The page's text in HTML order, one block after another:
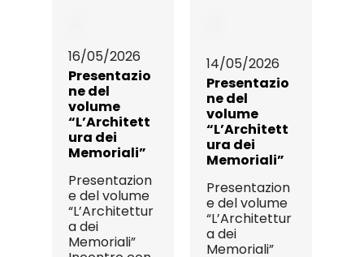
16/05/2026
Presentazio
ne del
volume
“L’Architett
ura dei
Memoriali”
Presentazion
e del volume
“L’Architettur
a dei
Memoriali”
14/05/2026
Presentazio
ne del
volume
“L’Architett
ura dei
Memoriali”
Presentazion
e del volume
“L’Architettur
a dei
Memoriali”